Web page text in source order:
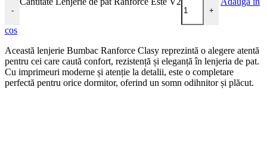
- +
cos
Această lenjerie Bumbac Ranforce Clasy reprezintă o alegere atentă
pentru cei care caută confort, rezistență și eleganță în lenjeria de pat.
Cu imprimeuri moderne și atenție la detalii, este o completare
perfectă pentru orice dormitor, oferind un somn odihnitor și plăcut.